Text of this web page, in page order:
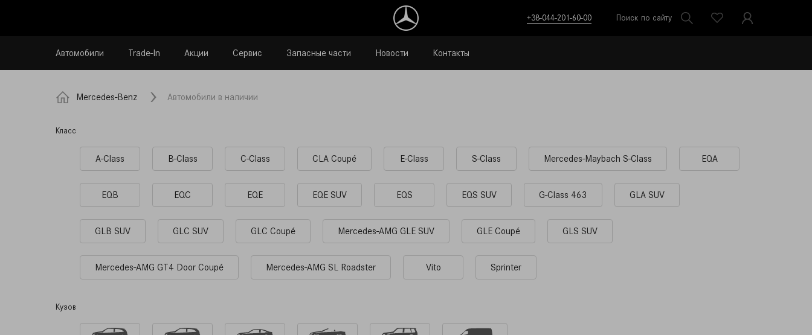
+38-044-201-60-00 Поиск по сайту
Автомобили Trade-In Акции Сервис Запасные части Новости Контакты
Mercedes-Benz Автомобили в наличии
Класс
A-Class B-Class C-Class CLA Coupé E-Class S-Class Mercedes-Maybach S-Class EQA
EQB EQC EQE EQE SUV EQS EQS SUV G-Сlass 463 GLA SUV
GLB SUV GLC SUV GLC Coupé Mercedes-AMG GLE SUV GLE Coupé GLS SUV
Mercedes-AMG GT4 Door Coupé Mercedes-AMG SL Roadster Vito Sprinter
Кузов